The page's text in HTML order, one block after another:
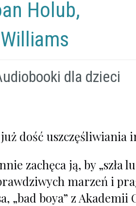
Holub,
dla dzieci
dość uszczęśliwiania
zachęca ją, by „szła
marzeń i
„bad boya” z